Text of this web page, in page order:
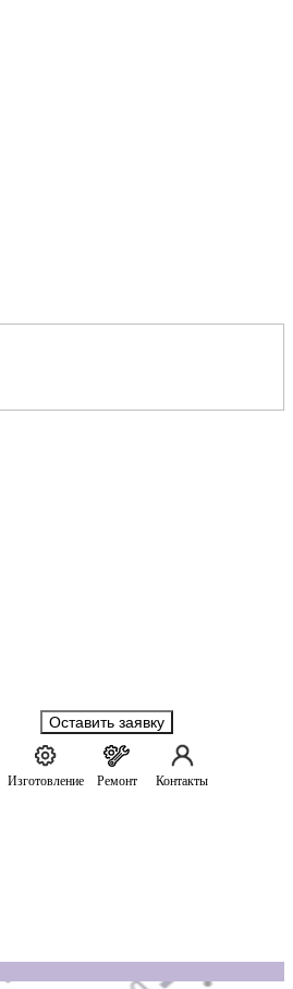
Оставить заявку
Изготовление Ремонт Контакты